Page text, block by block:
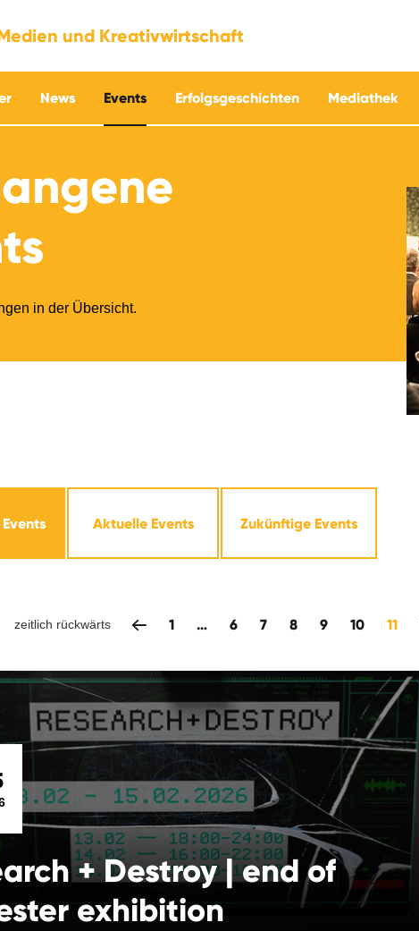
und Kreativwirtschaft
News Events Erfolgsgeschichten Mediathek
in der Übersicht.
Aktuelle Events Zukünftige Events
zeitlich rückwärts 1 … 6 7 8 9 10 11
+ Destroy | end of
exhibition